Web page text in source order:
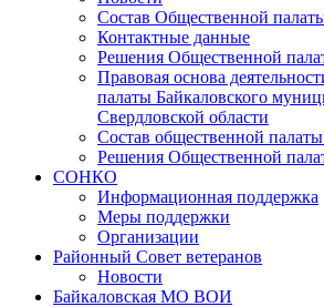
Состав Общественной
Контактные данные
Решения Общественной
Правовая основа
палаты Байкаловского
Свердловской области
Состав общественной
Решения Общественной
СОНКО
Информационная поддержка
Меры поддержки
Организации
Районный Совет ветеранов
Новости
Байкаловская МО ВОИ